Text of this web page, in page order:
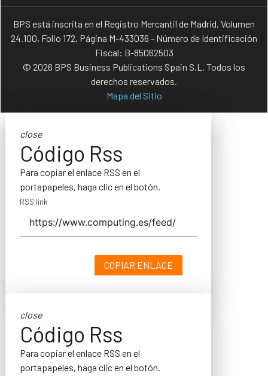
BPS está inscrita en el Registro Mercantil de Madrid, Volumen
24.100, Folio 172, Página M-433036 - Número de Identificación
Fiscal: B-85062503
© 2026 BPS Business Publications Spain S.L. Todos los
derechos reservados.
Mapa del Sitio
close
Código Rss
Para copiar el enlace RSS en el
portapapeles, haga clic en el botón.
RSS link
COPIAR ENLACE
close
Código Rss
Para copiar el enlace RSS en el
portapapeles, haga clic en el botón.